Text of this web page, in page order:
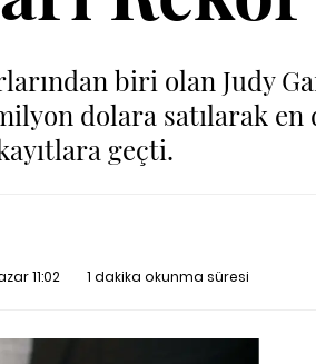
biri olan Judy
dolara satılarak en
geçti.
11:02 1 dakika okunma süresi